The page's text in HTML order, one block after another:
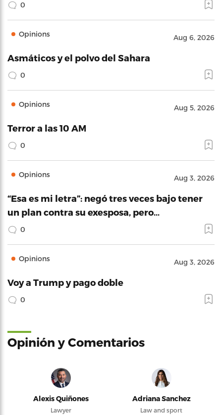
0
Opinions Aug 6, 2026
Asmáticos y el polvo del Sahara
0
Opinions Aug 5, 2026
Terror a las 10 AM
0
Opinions Aug 3, 2026
“Esa es mi letra”: negó tres veces bajo tener
un plan contra su exesposa, pero…
0
Opinions Aug 3, 2026
Voy a Trump y pago doble
0
Opinión y Comentarios
Alexis Quiñones
Lawyer
Adriana Sanchez
Law and sport